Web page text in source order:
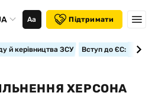
Аа Підтримати
й керівництва ЗСУ Вступ до ЄС:
ХЕРСОНА